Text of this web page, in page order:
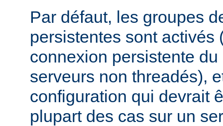
Par défaut, les groupes
persistentes sont activés
connexion persistente
serveurs non threadés),
configuration qui devrait
plupart des cas sur un